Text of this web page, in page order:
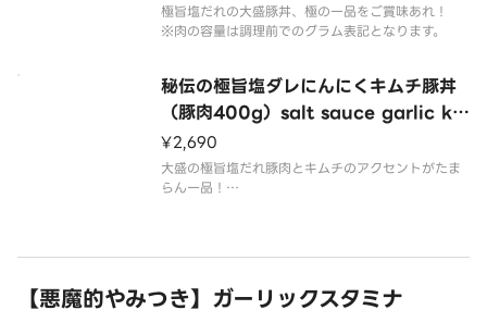
極旨塩だれの大盛豚丼、極の一品をご賞味あれ！
※肉の容量は調理前でのグラム表記となります。
秘伝の極旨塩ダレにんにくキムチ豚丼
（豚肉400g）salt sauce garlic ki
mchi pork bowl pork （400g por
k）
¥2,690
大盛の極旨塩だれ豚肉とキムチのアクセントがたま
らん一品！
【悪魔的やみつき】ガーリックスタミナ